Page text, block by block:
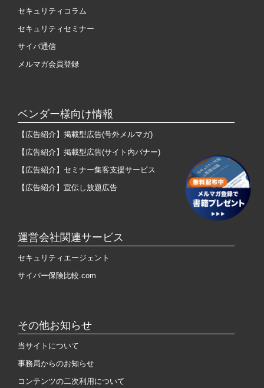
セキュリティコラム
セキュリティセミナー
サイバ通信
メルマガ会員登録
ベンダー様向け情報
【広告紹介】掲載型広告(号外メルマガ)
【広告紹介】掲載型広告(サイト内バナー)
【広告紹介】セミナー集客支援サービス
【広告紹介】宣伝し放題広告
運営会社関連サービス
セキュリティエージェント
サイバー保険比較.com
その他お知らせ
当サイトについて
事務局からのお知らせ
コンテンツの二次利用について